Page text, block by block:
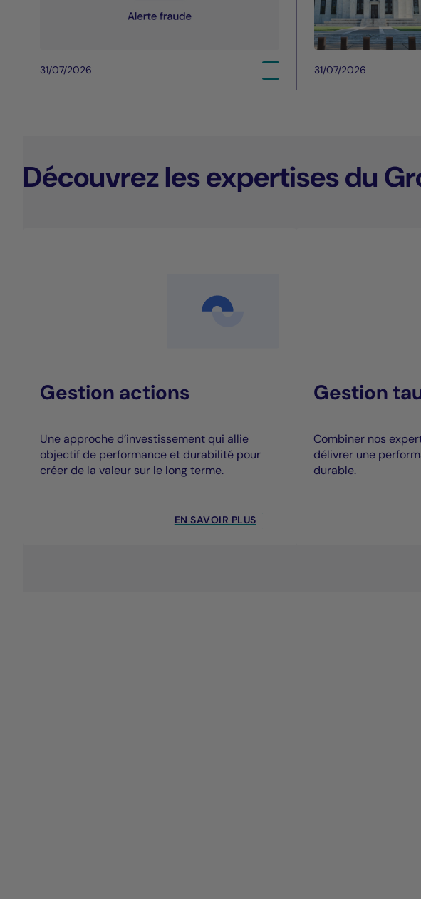
31/07/2026 31/07/2026
Découvrez les expertises du
Gestion actions
Une approche d’investissement qui allie
objectif de performance et durabilité pour
créer de la valeur sur le long terme.
EN SAVOIR PLUS
Gestion
Combiner nos
délivrer une
durable.